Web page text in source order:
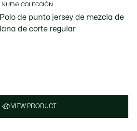
NUEVA COLECCIÓN
Polo de punto jersey de mezcla de
lana de corte regular
VIEW PRODUCT